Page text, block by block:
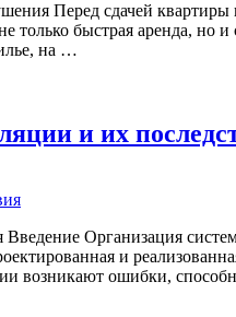
Перед сдачей
только быстрая аренда,
на …
и их
Организация
и
возникают ошибки,